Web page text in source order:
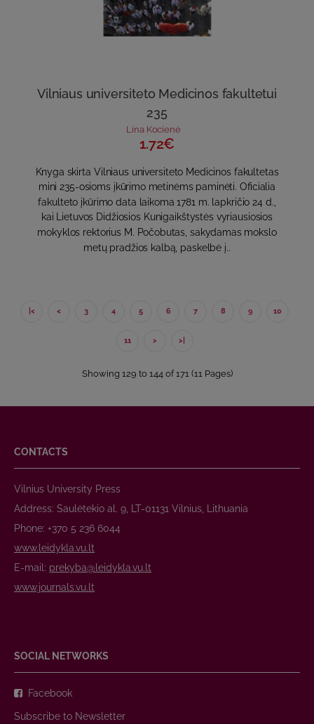
Vilniaus universiteto Medicinos fakultetui
235
Lina Kocienė
1.72€
Knyga skirta Vilniaus universiteto Medicinos fakultetas
mini 235-osioms įkūrimo metinėms paminėti. Oficialia
fakulteto įkūrimo data laikoma 1781 m. lapkričio 24 d.,
kai Lietuvos Didžiosios Kunigaikštystės vyriausiosios
mokyklos rektorius M. Počobutas, sakydamas mokslo
metų pradžios kalbą, paskelbė į..
|< < 3 4 5 6 7 8 9 10
11 > >|
Showing 129 to 144 of 171 (11 Pages)
CONTACTS
Vilnius University Press
Address: Saulėtekio al. 9, LT-01131 Vilnius, Lithuania
Phone: +370 5 236 6044
www.leidykla.vu.lt
E-mail: prekyba@leidykla.vu.lt
www.journals.vu.lt
SOCIAL NETWORKS
Facebook
Subscribe to Newsletter